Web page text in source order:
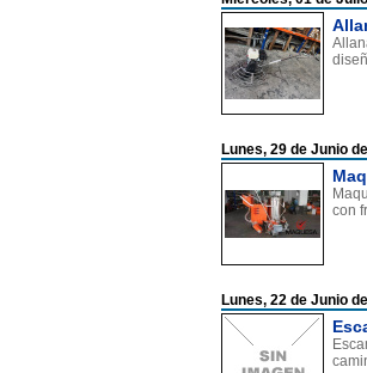
Lunes, 29 de Junio
con
Lunes, 22 de Junio